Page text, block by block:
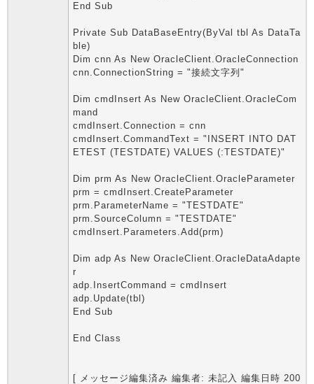
End Sub
Private Sub DataBaseEntry(ByVal tbl As DataTa
ble)
Dim cnn As New OracleClient.OracleConnection
cnn.ConnectionString = "接続文字列"
Dim cmdInsert As New OracleClient.OracleCom
mand
cmdInsert.Connection = cnn
cmdInsert.CommandText = "INSERT INTO DAT
ETEST (TESTDATE) VALUES (:TESTDATE)"
Dim prm As New OracleClient.OracleParameter
prm = cmdInsert.CreateParameter
prm.ParameterName = "TESTDATE"
prm.SourceColumn = "TESTDATE"
cmdInsert.Parameters.Add(prm)
Dim adp As New OracleClient.OracleDataAdapte
r
adp.InsertCommand = cmdInsert
adp.Update(tbl)
End Sub
End Class
[ メッセージ編集済み 編集者: 未記入 編集日時 200